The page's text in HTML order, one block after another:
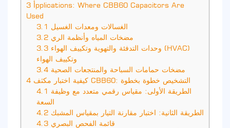
3
Used
3.1 الغسالات ومعدات الغسيل
3.2 مضخات المياه وأنظمة الري
3.3
وتكييف الهواء
3.4 مضخات حمامات السباحة والمنتجعات الصحية
4
كيفية اختبار مكثف CBB60: التشخيص خطوة بخطوة
4.1
السعة
4.2 الطريقة الثانية: اختبار مقارنة التيار بمقياس المشبك
4.3 قائمة الفحص البصري